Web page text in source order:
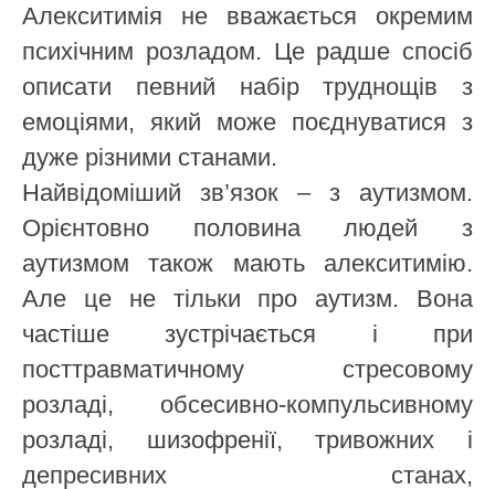
Алекситимія не вважається окремим
психічним розладом. Це радше спосіб
описати певний набір труднощів з
емоціями, який може поєднуватися з
дуже різними станами.
Найвідоміший зв’язок – з аутизмом.
Орієнтовно половина людей з
аутизмом також мають алекситимію.
Але це не тільки про аутизм. Вона
частіше зустрічається і при
посттравматичному стресовому
розладі, обсесивно-компульсивному
розладі, шизофренії, тривожних і
депресивних станах,